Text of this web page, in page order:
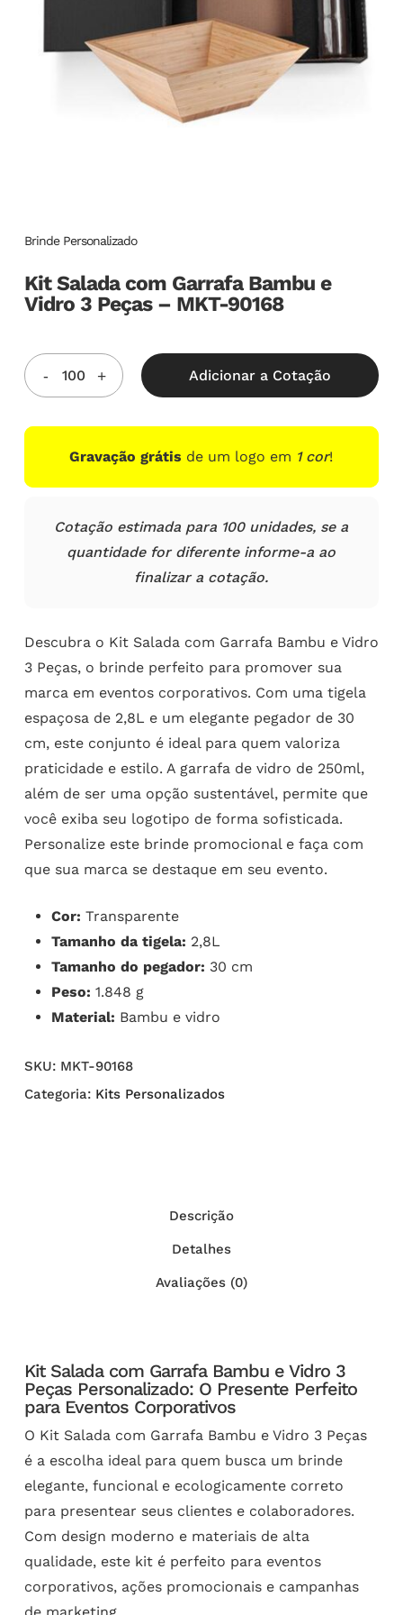
Brinde Personalizado
Kit Salada com Garrafa Bambu e
Vidro 3 Peças – MKT-90168
Adicionar a Cotação
Gravação grátis de um logo em 1 cor!
Cotação estimada para 100 unidades, se a
quantidade for diferente informe-a ao
finalizar a cotação.
Descubra o Kit Salada com Garrafa Bambu e Vidro
3 Peças, o brinde perfeito para promover sua
marca em eventos corporativos. Com uma tigela
espaçosa de 2,8L e um elegante pegador de 30
cm, este conjunto é ideal para quem valoriza
praticidade e estilo. A garrafa de vidro de 250ml,
além de ser uma opção sustentável, permite que
você exiba seu logotipo de forma sofisticada.
Personalize este brinde promocional e faça com
que sua marca se destaque em seu evento.
Cor: Transparente
Tamanho da tigela: 2,8L
Tamanho do pegador: 30 cm
Peso: 1.848 g
Material: Bambu e vidro
SKU: MKT-90168
Categoria: Kits Personalizados
Descrição
Detalhes
Avaliações (0)
Kit Salada com Garrafa Bambu e Vidro 3
Peças Personalizado: O Presente Perfeito
para Eventos Corporativos
O Kit Salada com Garrafa Bambu e Vidro 3 Peças
é a escolha ideal para quem busca um brinde
elegante, funcional e ecologicamente correto
para presentear seus clientes e colaboradores.
Com design moderno e materiais de alta
qualidade, este kit é perfeito para eventos
corporativos, ações promocionais e campanhas